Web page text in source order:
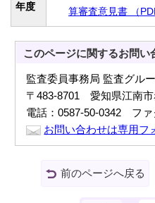
年度
算審査意見書 （
このページに関するお問い
監査委員事務局 監査グル
〒483-8701 愛知県江南市
電話：0587-50-0342 ファ
お問い合わせは専用フ
前のページへ戻る